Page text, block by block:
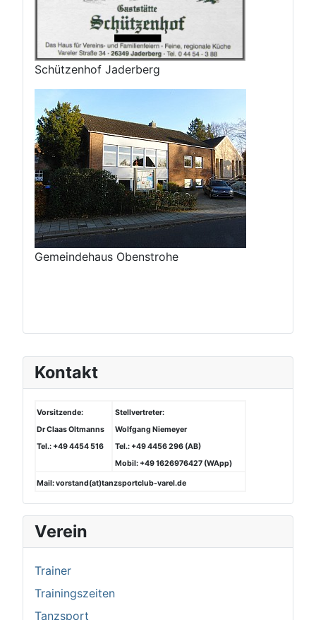
Kontakt
Vorsitzende:
Dr Claas Oltmanns
Tel.: +49 4454 516
Stellvertreter:
Wolfgang Niemeyer
Tel.: +49 4456 296 (AB)
Mobil: +49 1626976427 (WApp)
Mail: vorstand(at)tanzsportclub-varel.de
Verein
Trainer
Trainingszeiten
Tanzsport
Schützenhof Jaderberg
Gemeindehaus Obenstrohe